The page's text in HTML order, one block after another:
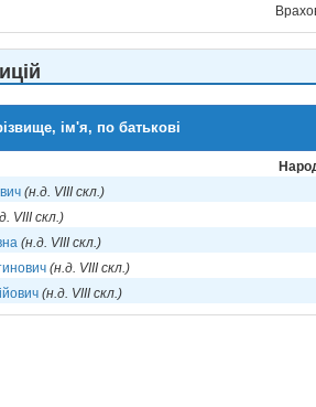
ім'я, по батькові
(н.д. VIII скл.)
VIII скл.)
(н.д. VIII скл.)
(н.д. VIII скл.)
(н.д. VIII скл.)